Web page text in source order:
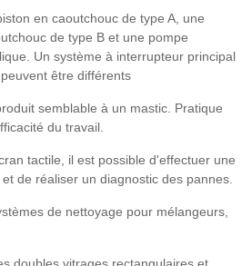
en caoutchouc de type A, une
de type B et une pompe
Un système à interrupteur principal
être différents
semblable à un mastic. Pratique
du travail.
tactile, il est possible d'effectuer une
de réaliser un diagnostic des pannes.
de nettoyage pour mélangeurs,